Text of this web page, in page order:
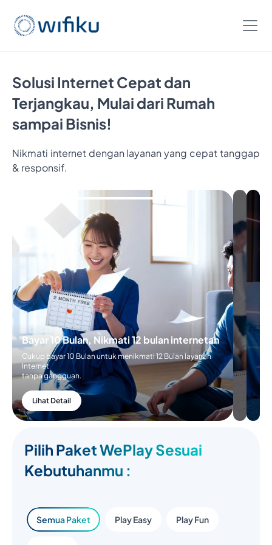
Solusi Internet Cepat dan
Terjangkau, Mulai dari Rumah
sampai Bisnis!
Nikmati internet dengan layanan yang cepat tanggap
& responsif.
Bayar 10 Bulan, Nikmati 12 bulan
internetan
Cukup bayar 10 Bulan untuk menikmati 12 Bulan
layanan Internet
tanpa gangguan.
Lihat Detail
5
Bulan,
Nikmatin
Bulan
Internetan
Bayar 5
Bulan
menikmati
6 Bulan
layanan
internetan
tanpa
gangguan
Lihat
Pilih Paket WePlay Sesuai
Kebutuhanmu :
Semua Paket Play Easy Play Fun